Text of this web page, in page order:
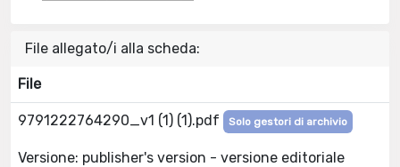
File allegato/i alla scheda:
File
9791222764290_v1 (1) (1).pdf Solo gestori di archivio
Versione: publisher's version - versione editoriale